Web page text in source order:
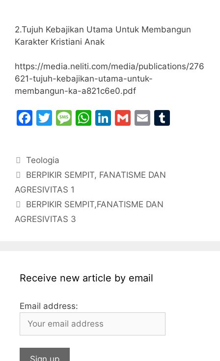
2.Tujuh Kebajikan Utama Untuk Membangun
Karakter Kristiani Anak
https://media.neliti.com/media/publications/276
621-tujuh-kebajikan-utama-untuk-
membangun-ka-a821c6e0.pdf
F
e
b
o
o
k
T
er
M
a
g
e
W
A
p
p
Li
dI
n
G
E
Categories
Teologia
BERPIKIR SEMPIT, FANATISME DAN
AGRESIVITAS 1
BERPIKIR SEMPIT,FANATISME DAN
AGRESIVITAS 3
Receive new article by email
Email address: